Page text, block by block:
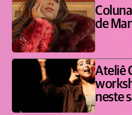
de
Ateliê
neste